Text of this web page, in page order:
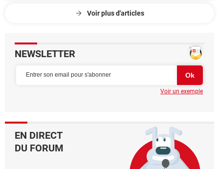
Voir plus d'articles
NEWSLETTER
Voir un exemple
EN DIRECT
DU FORUM